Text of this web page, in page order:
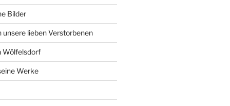
Bilder
unsere lieben Verstorbenen
Wölfelsdorf
Werke